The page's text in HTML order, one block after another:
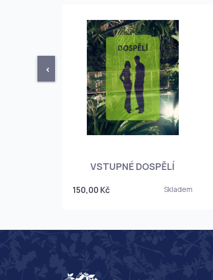
<
VSTUPNÉ DOSPĚLÍ
150,00 Kč Skladem